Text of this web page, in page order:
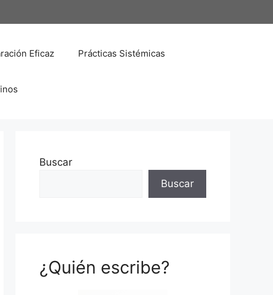
Eficaz Prácticas Sistémicas
Buscar
Buscar
¿Quién escribe?